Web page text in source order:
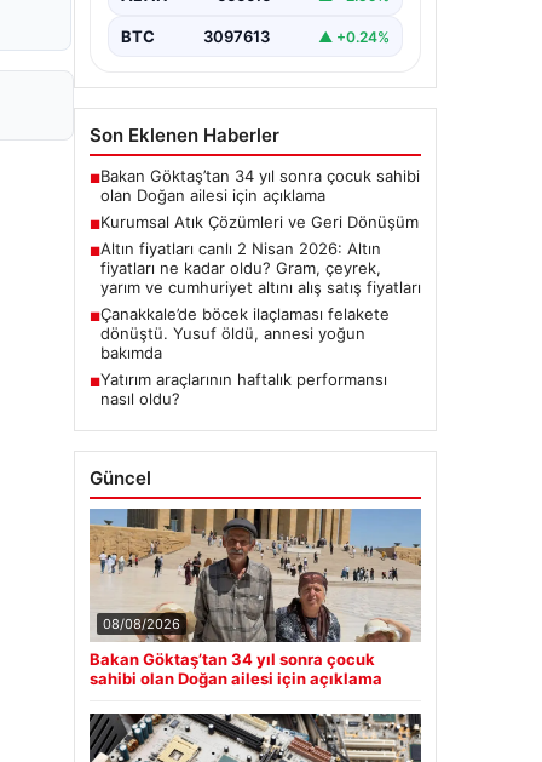
BTC 3097613 ▲ +0.24%
Son Eklenen Haberler
■Bakan Göktaş’tan 34 yıl sonra çocuk sahibi
olan Doğan ailesi için açıklama
■Kurumsal Atık Çözümleri ve Geri Dönüşüm
■Altın fiyatları canlı 2 Nisan 2026: Altın
fiyatları ne kadar oldu? Gram, çeyrek,
yarım ve cumhuriyet altını alış satış fiyatları
■Çanakkale’de böcek ilaçlaması felakete
dönüştü. Yusuf öldü, annesi yoğun
bakımda
■Yatırım araçlarının haftalık performansı
nasıl oldu?
Güncel
08/08/2026
Bakan Göktaş’tan 34 yıl sonra çocuk
sahibi olan Doğan ailesi için açıklama